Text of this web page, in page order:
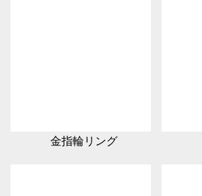
金指輪リング